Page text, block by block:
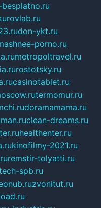
don-ykt.ru
porno.ru
metropoltravel.ru
rostotsky.ru
casinotablet.ru
termomur.ru
doramamama.ru
clean-dreams.ru
healthenter.ru
kinofilmy-2021.ru
remstir-tolyatti.ru
spb.ru
zvonitut.ru